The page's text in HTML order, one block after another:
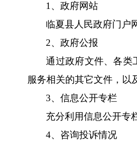
1 、政府网站
临夏县人民政府门
2、政府公报
通过政府文件、各类
服务相关的其它文件，以
3、信息公开专栏
充分利用信息公开专
4、咨询投诉情况